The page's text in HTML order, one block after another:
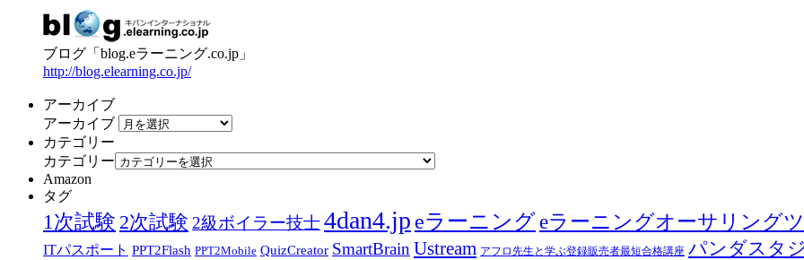
ブログ「blog.eラーニング.co.jp」
http://blog.elearning.co.jp/
アーカイブ
アーカイブ
カテゴリー
カテゴリー
Amazon
タグ
1次試験 2次試験 2級ボイラー技士4dan4.jp eラーニング eラーニングオーサリング
ITパスポート PPT2Flash PPT2Mobile QuizCreator SmartBrain Ustream アフロ先生と学ぶ登録販売者最短合格講座 パンダスタ